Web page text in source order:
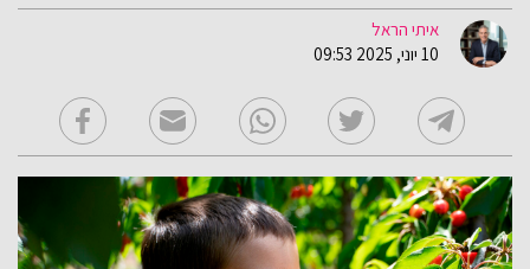
איתי הראל
10 יוני, 2025 09:53